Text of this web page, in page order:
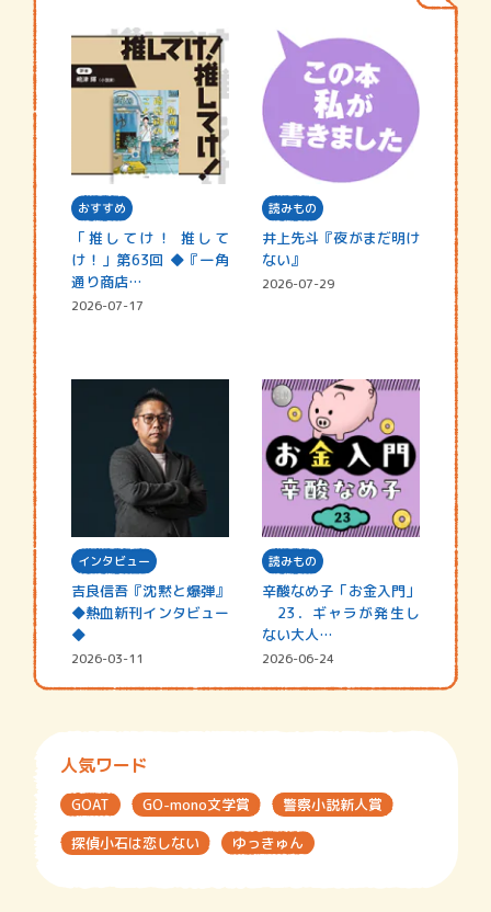
おすすめ
「推してけ！ 推して
け！」第63回 ◆『一角
通り商店…
2026-07-17
読みもの
井上先斗『夜がまだ明け
ない』
2026-07-29
インタビュー
吉良信吾『沈黙と爆弾』
◆熱血新刊インタビュー
◆
2026-03-11
読みもの
辛酸なめ子「お金入門」
23．ギャラが発生し
ない大人…
2026-06-24
人気ワード
GOAT GO-mono文学賞
警察小説新人賞
探偵小石は恋しない
ゆっきゅん